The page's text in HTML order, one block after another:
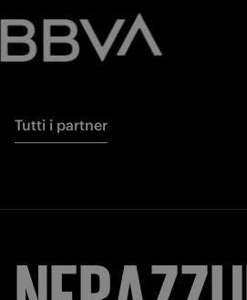
Tutti i partner